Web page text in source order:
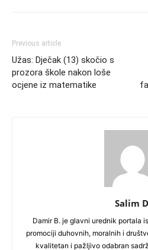
Previous article
Užas: Dječak (13) skočio s
prozora škole nakon loše
ocjene iz matematike
Salim
Damir B. je glavni urednik portala
promociji duhovnih, moralnih i
kvalitetan i pažljivo odabran